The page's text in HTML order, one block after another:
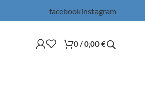
facebookinstagram
0 /0,00€